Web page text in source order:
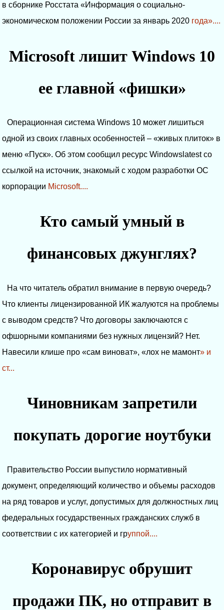
в сборнике Росстата «Информация о социально-
экономическом положении России за январь 2020 года»....
Microsoft лишит Windows 10
ее главной «фишки»
Операционная система Windows 10 может лишиться
одной из своих главных особенностей – «живых плиток» в
меню «Пуск». Об этом сообщил ресурс Windowslatest со
ссылкой на источник, знакомый с ходом разработки ОС
корпорации Microsoft....
Кто самый умный в
финансовых джунглях?
На что читатель обратил внимание в первую очередь?
Что клиенты лицензированной ИК жалуются на проблемы
с выводом средств? Что договоры заключаются с
офшорными компаниями без нужных лицензий? Нет.
Навесили клише про «сам виноват», «лох не мамонт» и
ст...
Чиновникам запретили
покупать дорогие ноутбуки
Правительство России выпустило нормативный
документ, определяющий количество и объемы расходов
на ряд товаров и услуг, допустимых для должностных лиц
федеральных государственных гражданских служб в
соответствии с их категорией и группой....
Коронавирус обрушит
продажи ПК, но отправит в